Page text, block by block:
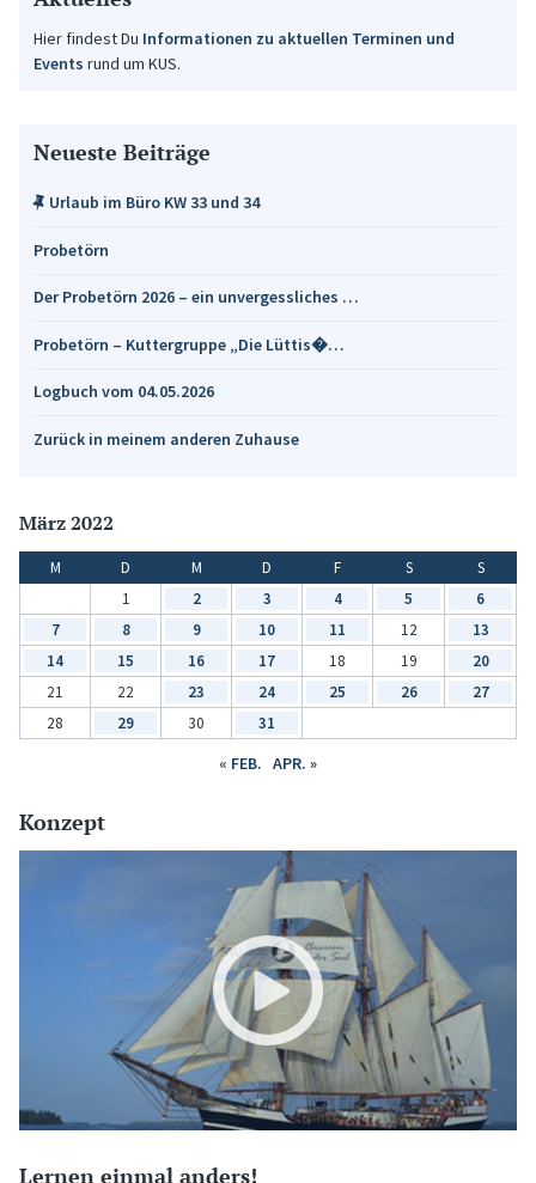
Hier findest Du Informationen zu aktuellen Terminen und
Events rund um KUS.
Neueste Beiträge
Urlaub im Büro KW 33 und 34
Probetörn
Der Probetörn 2026 – ein unvergessliches …
Probetörn – Kuttergruppe „Die Lüttis�…
Logbuch vom 04.05.2026
Zurück in meinem anderen Zuhause
März 2022
M D M D F S
S
1
2 3 4 5
6
7
8 9 10 11 12
13
14
15 16 17 18 19
20
21
22 23 24 25 26
27
28
29 30 31
« FEB. APR. »
Konzept
Lernen einmal anders!